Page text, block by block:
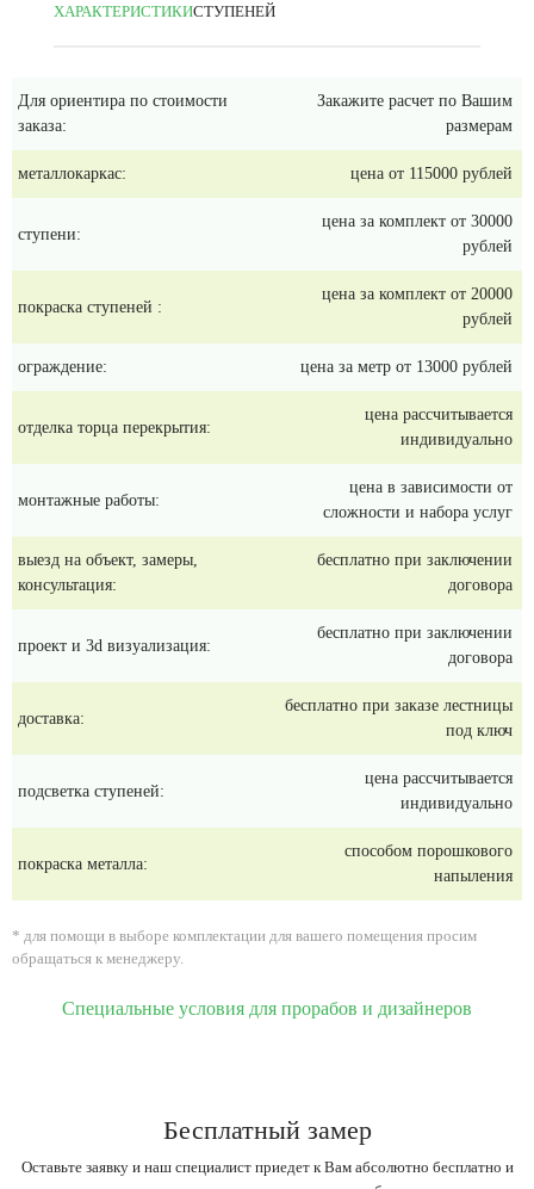
ХАРАКТЕРИСТИКИСТУПЕНЕЙ
Для ориентира по стоимости
заказа:
Закажите расчет по Вашим
размерам
металлокаркас: цена от 115000 рублей
ступени:
цена за комплект от 30000
рублей
покраска ступеней :
цена за комплект от 20000
рублей
ограждение: цена за метр от 13000 рублей
отделка торца перекрытия:
цена рассчитывается
индивидуально
монтажные работы:
цена в зависимости от
сложности и набора услуг
выезд на объект, замеры,
консультация:
бесплатно при заключении
договора
проект и 3d визуализация:
бесплатно при заключении
договора
доставка:
бесплатно при заказе лестницы
под ключ
подсветка ступеней:
цена рассчитывается
индивидуально
покраска металла:
способом порошкового
напыления
* для помощи в выборе комплектации для вашего помещения просим
обращаться к менеджеру.
Специальные условия для прорабов и дизайнеров
Бесплатный замер
Оставьте заявку и наш специалист приедет к Вам абсолютно бесплатно и